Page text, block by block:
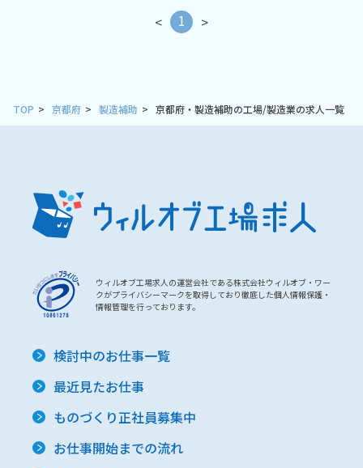
< 1 >
TOP 京都府 製造補助 京都府・製造補助の工場/製造業の求人一覧
ウィルオブ工場求人の運営会社である株式会社ウィルオブ・ワー
クがプライバシーマークを取得しており徹底した個人情報保護・
情報管理を行っております。
検討中のお仕事一覧
最近見たお仕事
ものづくり正社員募集中
お仕事開始までの流れ